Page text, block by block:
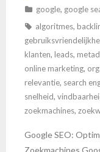
google, google
algoritmes,
klanten, leads,
online marketing,
relevantie, search
snelheid,
zoekmachines,
Google SEO: